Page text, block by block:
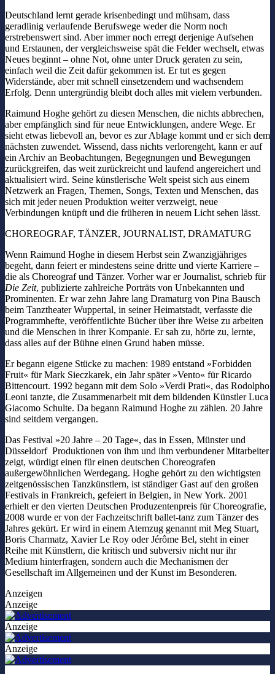
Deutschland lernt gerade krisenbedingt und mühsam, dass
geradlinig verlaufende Berufswege weder die Norm noch
erstrebenswert sind. Aber immer noch erregt derjenige Aufsehen
und Erstaunen, der vergleichsweise spät die Felder wechselt, etwas
Neues beginnt – ohne Not, ohne unter Druck geraten zu sein,
einfach weil die Zeit dafür gekommen ist. Er tut es gegen
Widerstände, aber mit schnell einsetzendem und wachsendem
Erfolg. Denn untergründig bleibt doch alles mit vielem verbunden.
Raimund Hoghe gehört zu diesen Menschen, die nichts abbrechen,
aber empfänglich sind für neue Entwicklungen, andere Wege. Er
sieht etwas liebevoll an, bevor es zur Ablage kommt und er sich dem
nächsten zuwendet. Wissend, dass nichts verlorengeht, kann er auf
ein Archiv an Beobachtungen, Begegnungen und Bewegungen
zurückgreifen, das weit zurückreicht und laufend angereichert und
aktualisiert wird. Seine künstlerische Welt speist sich aus einem
Netzwerk an Fragen, Themen, Songs, Texten und Menschen, das
sich mit jeder neuen Produktion weiter verzweigt, neue
Verbindungen knüpft und die früheren in neuem Licht sehen lässt.
CHOREOGRAF, TÄNZER, JOURNALIST, DRAMATURG
Wenn Raimund Hoghe in diesem Herbst sein Zwanzigjähriges
begeht, dann feiert er mindestens seine dritte und vierte Karriere –
die als Choreograf und Tänzer. Vorher war er Journalist, schrieb für
Die Zeit, publizierte zahlreiche Porträts von Unbekannten und
Prominenten. Er war zehn Jahre lang Dramaturg von Pina Bausch
beim Tanztheater Wuppertal, in seiner Heimatstadt, verfasste die
Programmhefte, veröffentlichte Bücher über ihre Weise zu arbeiten
und die Menschen in ihrer Kompanie. Er sah zu, hörte zu, lernte,
dass alles auf der Bühne einen Grund haben müsse.
Er begann eigene Stücke zu machen: 1989 entstand »Forbidden
Fruit« für Mark Sieczkarek, ein Jahr später »Vento« für Ricardo
Bittencourt. 1992 begann mit dem Solo »Verdi Prati«, das Rodolpho
Leoni tanzte, die Zusammenarbeit mit dem bildenden Künstler Luca
Giacomo Schulte. Da begann Raimund Hoghe zu zählen. 20 Jahre
sind seitdem vergangen.
Das Festival »20 Jahre – 20 Tage«, das in Essen, Münster und
Düsseldorf Produktionen von ihm und ihm verbundener Mitarbeiter
zeigt, würdigt einen für einen deutschen Choreografen
außergewöhnlichen Werdegang. Hoghe gehört zu den wichtigsten
zeitgenössischen Tanzkünstlern, ist ständiger Gast auf den großen
Festivals in Frankreich, gefeiert in Belgien, in New York. 2001
erhielt er den vierten Deutschen Produzentenpreis für Choreografie,
2008 wurde er von der Fachzeitschrift ballet-tanz zum Tänzer des
Jahres gekürt. Er wird in einem Atemzug genannt mit Meg Stuart,
Boris Charmatz, Xavier Le Roy oder Jérôme Bel, steht in einer
Reihe mit Künstlern, die kritisch und subversiv nicht nur ihr
Medium hinterfragen, sondern auch die Mechanismen der
Gesellschaft im Allgemeinen und der Kunst im Besonderen.
Anzeigen
Anzeige
Anzeige
Anzeige